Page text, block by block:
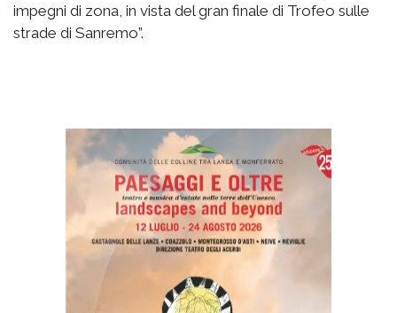
impegni di zona, in vista del gran finale di Trofeo sulle
strade di Sanremo”.